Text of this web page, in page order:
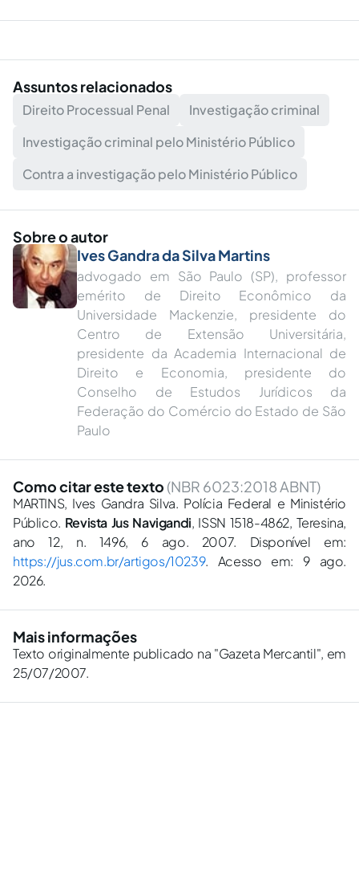
Assuntos relacionados
Direito Processual Penal
Investigação criminal
Investigação criminal pelo Ministério Público
Contra a investigação pelo Ministério Público
Sobre o autor
Ives Gandra da Silva Martins
advogado em São Paulo (SP), professor
emérito de Direito Econômico da
Universidade Mackenzie, presidente do
Centro de Extensão Universitária,
presidente da Academia Internacional de
Direito e Economia, presidente do
Conselho de Estudos Jurídicos da
Federação do Comércio do Estado de São
Paulo
Como citar este texto (NBR 6023:2018 ABNT)
MARTINS, Ives Gandra Silva. Polícia Federal e Ministério
Público. Revista Jus Navigandi, ISSN 1518-4862, Teresina,
ano 12, n. 1496, 6 ago. 2007. Disponível em:
https://jus.com.br/artigos/10239. Acesso em: 9 ago.
2026.
Mais informações
Texto originalmente publicado na "Gazeta Mercantil", em
25/07/2007.